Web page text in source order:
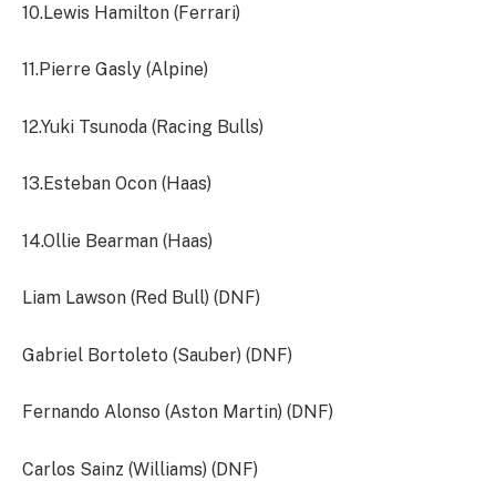
10.Lewis Hamilton (Ferrari)
11.Pierre Gasly (Alpine)
12.Yuki Tsunoda (Racing Bulls)
13.Esteban Ocon (Haas)
14.Ollie Bearman (Haas)
Liam Lawson (Red Bull) (DNF)
Gabriel Bortoleto (Sauber) (DNF)
Fernando Alonso (Aston Martin) (DNF)
Carlos Sainz (Williams) (DNF)